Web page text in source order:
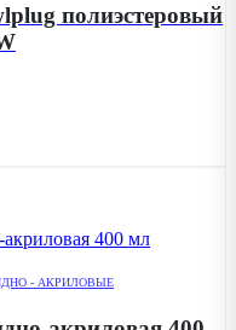
полиэстеровый
- АКРИЛОВЫЕ